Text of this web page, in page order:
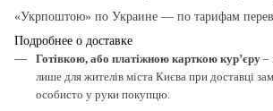
«Укрпоштою» по Украине — по тарифам
Подробнее о доставке
Готівкою, або платіжною карткою кур’єру –
лише для жителів міста Києва при доставці
особисто у руки покупцю.